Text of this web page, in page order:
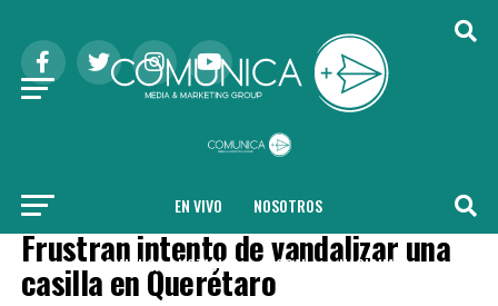
EN VIVO NOSOTROS
COMUNICA + NOTICIAS LOCAL NACIONAL
NACIONAL
Frustran intento de vandalizar una
casilla en Querétaro